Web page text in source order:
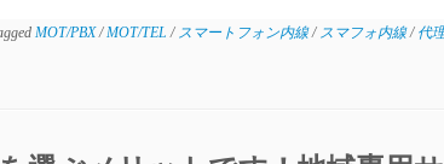
MOT/PBX/MOT/TEL/ スマートフォン内線/ スマフォ内線/ 代